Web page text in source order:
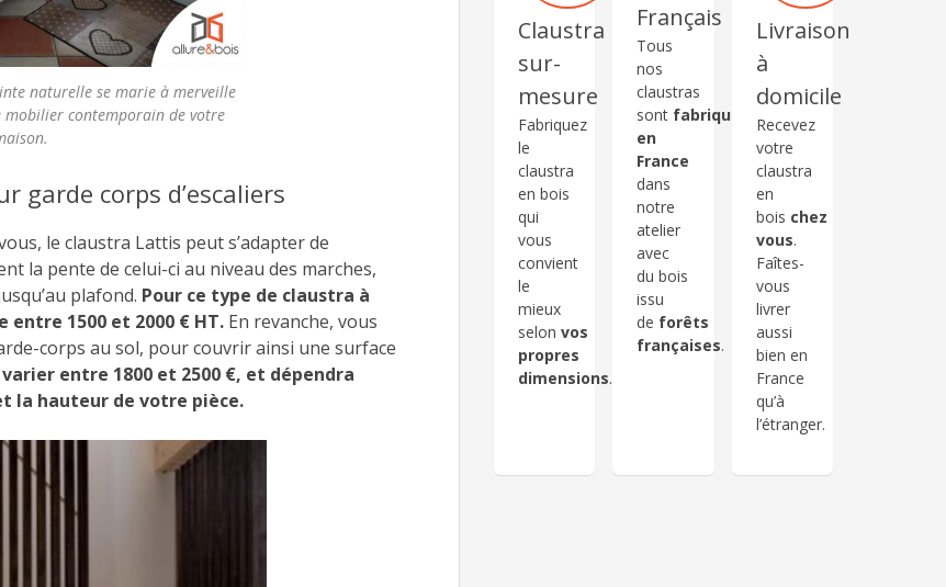
naturelle se marie à merveille
mobilier contemporain de votre
garde corps d’escaliers
le claustra Lattis peut s’adapter de
la pente de celui-ci au niveau des marches,
plafond. Pour ce type de claustra à
1500 et 2000 € HT. En revanche, vous
corps au sol, pour couvrir ainsi une surface
entre 1800 et 2500 €, et dépendra
la hauteur de votre pièce.
Claustra
sur-
mesure
Fabriquez
le
claustra
en bois
qui
vous
convient
le
mieux
selon vos
propres
dimensions.
Français
Tous
nos
claustras
sont fabriqués
en
France
dans
notre
atelier
avec
du bois
issu
de forêts
françaises.
Livraison
à
domicile
Recevez
votre
claustra
en
bois chez
vous.
Faîtes-
vous
livrer
aussi
bien en
France
qu’à
l’étranger.